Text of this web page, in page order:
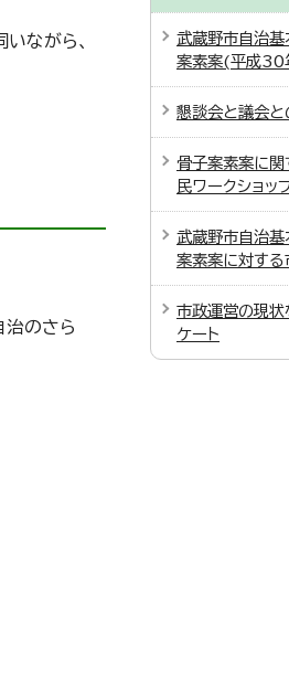
ながら、
治のさら
武蔵野市自治
案素案(平成30
懇談会と議会
骨子案素案に
民ワークショッ
武蔵野市自治
案素案に対す
市政運営の現状
ケート